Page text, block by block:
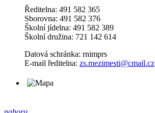
Ředitelna: 491 582 365
Sborovna: 491 582 376
Školní jídelna: 491 582 389
Školní družina: 721 142 614
Datová schránka: rnimprs
E-mail ředitelna: zs.mezimesti@cmail.cz